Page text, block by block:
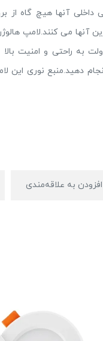
فریم های هالوژن قرار میگیرد و با اتصال آنها به منبع تغذیه 12